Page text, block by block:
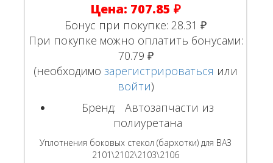
Цена: 707.85 ₽
Бонус при покупке:28.31 ₽
При покупке можно оплатить бонусами:
70.79 ₽
(необходимозарегистрироваться или
войти)
Бренд:
Автозапчасти из
полиуретана
Уплотнения боковых стекол (бархотки) для ВАЗ
2101\2102\2103\2106